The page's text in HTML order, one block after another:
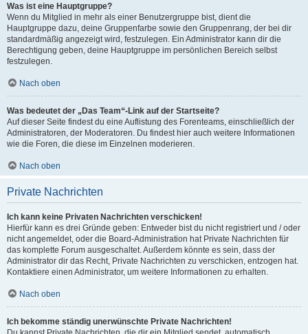
Was ist eine Hauptgruppe?
Wenn du Mitglied in mehr als einer Benutzergruppe bist, dient die
Hauptgruppe dazu, deine Gruppenfarbe sowie den Gruppenrang, der bei dir
standardmäßig angezeigt wird, festzulegen. Ein Administrator kann dir die
Berechtigung geben, deine Hauptgruppe im persönlichen Bereich selbst
festzulegen.
Nach oben
Was bedeutet der „Das Team“-Link auf der Startseite?
Auf dieser Seite findest du eine Auflistung des Forenteams, einschließlich der
Administratoren, der Moderatoren. Du findest hier auch weitere Informationen
wie die Foren, die diese im Einzelnen moderieren.
Nach oben
Private Nachrichten
Ich kann keine Privaten Nachrichten verschicken!
Hierfür kann es drei Gründe geben: Entweder bist du nicht registriert und / oder
nicht angemeldet, oder die Board-Administration hat Private Nachrichten für
das komplette Forum ausgeschaltet. Außerdem könnte es sein, dass der
Administrator dir das Recht, Private Nachrichten zu verschicken, entzogen hat.
Kontaktiere einen Administrator, um weitere Informationen zu erhalten.
Nach oben
Ich bekomme ständig unerwünschte Private Nachrichten!